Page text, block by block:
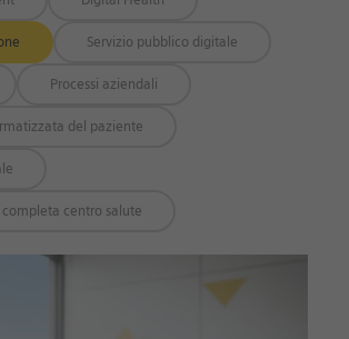
Servizio pubblico digitale
Processi aziendali
del paziente
completa centro salute